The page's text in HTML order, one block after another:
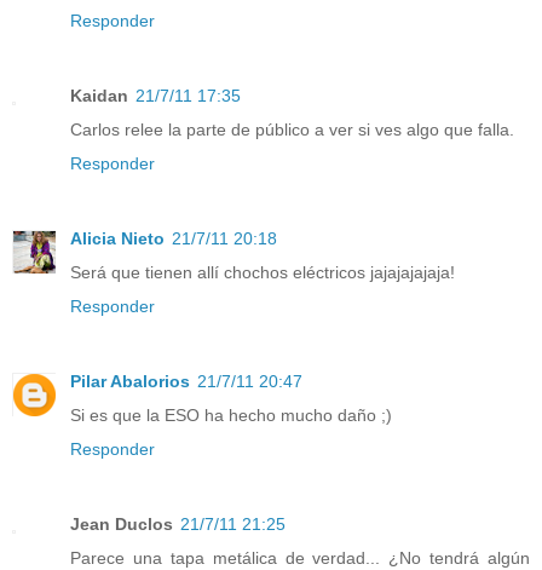
Responder
Kaidan 21/7/11 17:35
Carlos relee la parte de público a ver si ves algo que falla.
Responder
Alicia Nieto 21/7/11 20:18
Será que tienen allí chochos eléctricos jajajajajaja!
Responder
Pilar Abalorios 21/7/11 20:47
Si es que la ESO ha hecho mucho daño ;)
Responder
Jean Duclos 21/7/11 21:25
Parece una tapa metálica de verdad... ¿No tendrá algún